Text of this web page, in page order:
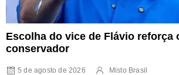
Escolha do vice de Flávio reforça
conservador
5 de agosto de 2026 Misto Brasil